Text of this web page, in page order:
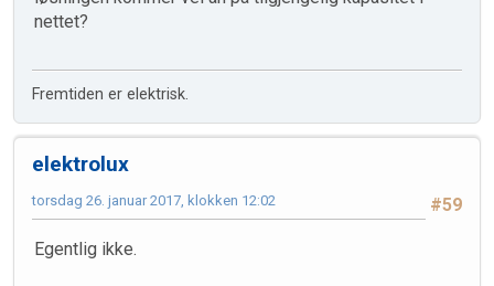
nettet?
Fremtiden er elektrisk.
elektrolux
#59
torsdag 26. januar 2017, klokken 12:02
Egentlig ikke.